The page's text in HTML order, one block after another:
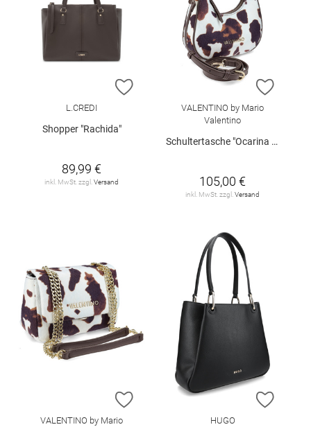
ZUR WUNSCHLISTE HINZUFÜGEN
L.CREDI
Shopper "Rachida"
89,99 €
inkl. MwSt. zzgl.Versand
ZUR
VALENTINO by Mario
Valentino
Schultertasche "Ocarina Winter"
105,00 €
inkl. MwSt. zzgl.Versand
ZUR WUNSCHLISTE HINZUFÜGEN
VALENTINO by Mario
ZUR
HUGO